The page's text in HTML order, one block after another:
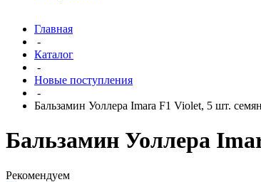
Главная
-
Каталог
-
Новые поступления
-
Бальзамин Уоллера Imara F1 Violet, 5 шт. семян
Бальзамин Уоллера
Рекомендуем